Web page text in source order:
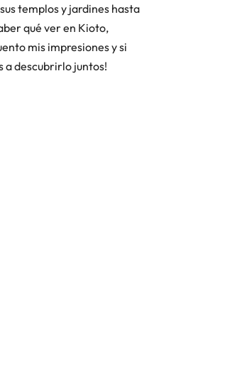
templos y jardines hasta
qué ver en Kioto,
mis impresiones y si
a descubrirlo juntos!